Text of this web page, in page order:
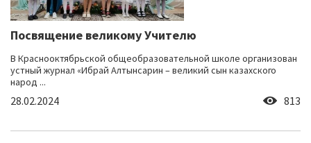
Посвящение великому Учителю
В Краснооктябрьской общеобразовательной школе организован
устный журнал «Ибрай Алтынсарин – великий сын казахского
народ ...
28.02.2024 813